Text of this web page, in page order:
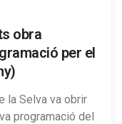
obra
per el
la Selva va obrir
programació del